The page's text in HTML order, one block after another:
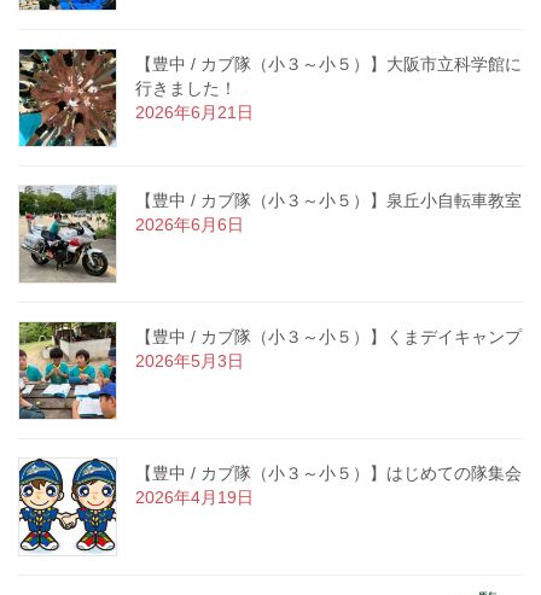
【豊中 / カブ隊（小３～小５）】大阪市立科学館に
行きました！
2026年6月21日
【豊中 / カブ隊（小３～小５）】泉丘小自転車教室
2026年6月6日
【豊中 / カブ隊（小３～小５）】くまデイキャンプ
2026年5月3日
【豊中 / カブ隊（小３～小５）】はじめての隊集会
2026年4月19日